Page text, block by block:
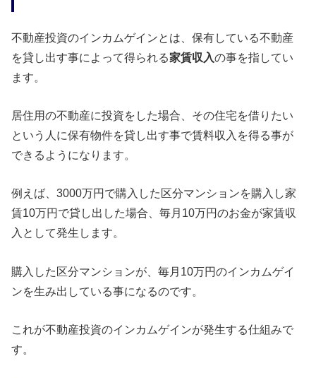
不動産投資のインカムゲインとは、保有している不動産
を貸し出す事によって得られる家賃収入の事を指してい
ます。
居住用の不動産に投資をした場合、その住宅を借りたい
という人に保有物件を貸し出す事で賃料収入を得る事が
できるようになります。
例えば、3000万円で購入した区分マンションを購入し家
賃10万円で貸し出した場合、毎月10万円のお金が家賃収
入として発生します。
購入した区分マンションが、毎月10万円のインカムゲイ
ンを生み出している事になるのです。
これが不動産投資のインカムゲインが発生する仕組みで
す。